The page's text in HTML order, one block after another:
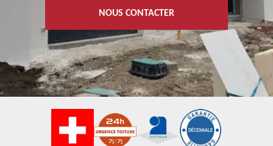
NOUS CONTACTER